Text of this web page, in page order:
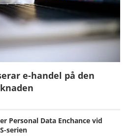
e-handel på den
Personal Data Enchance vid
serien